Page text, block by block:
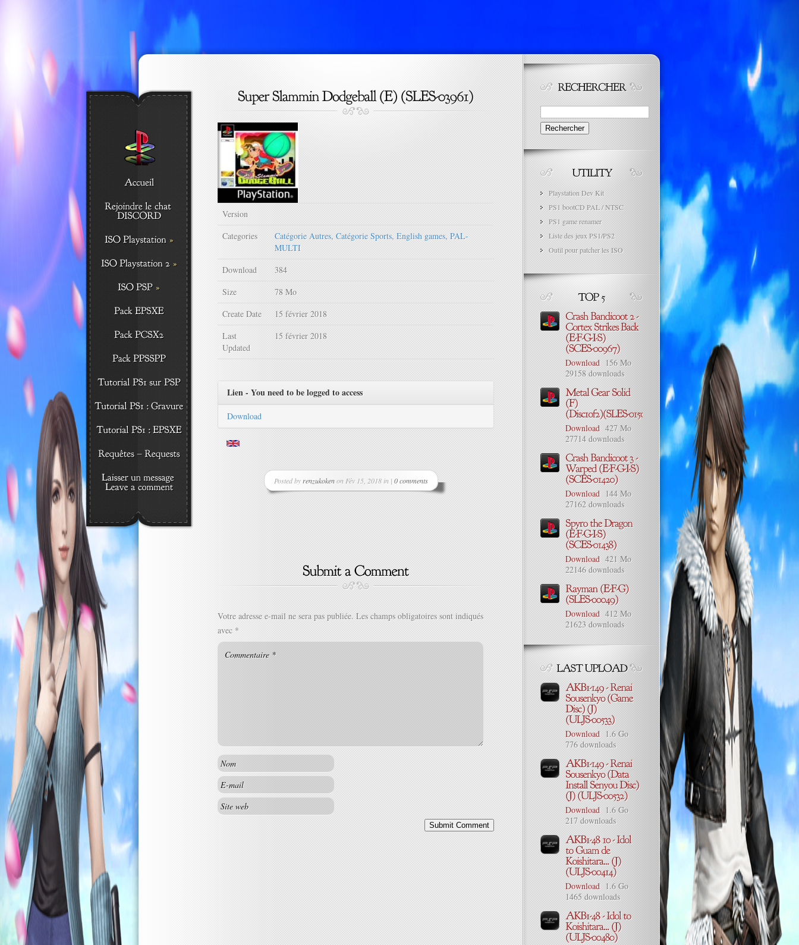
Version
Categories
Catégorie Autres, Catégorie Sports, English games, PAL-
MULTI
Download
384
Size
78 Mo
Create Date
15 février 2018
Last
Updated
15 février 2018
Lien - You need to be logged to access
Download
Posted by renzukokenon Fév 15, 2018 in | 0 comments
Votre adresse e-mail ne sera pas publiée. Les champs obligatoires sont indiqués
avec *
Rechercher :
Playstation Dev Kit
PS1 bootCD PAL / NTSC
PS1 game renamer
Liste des jeux PS1/PS2
Outil pour patcher les ISO
Download 156 Mo
29158 downloads
Download 427 Mo
27714 downloads
Download 144 Mo
27162 downloads
Download 421 Mo
22146 downloads
Download 412 Mo
21623 downloads
Download 1.6 Go
776 downloads
Download 1.6 Go
217 downloads
Download 1.6 Go
1465 downloads